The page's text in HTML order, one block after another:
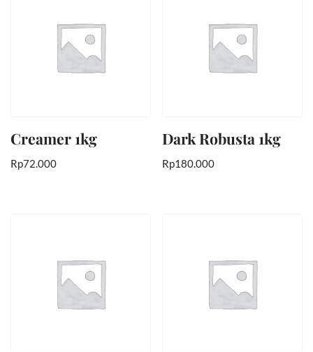
Creamer 1kg
Rp72.000
Dark Robusta 1kg
Rp180.000